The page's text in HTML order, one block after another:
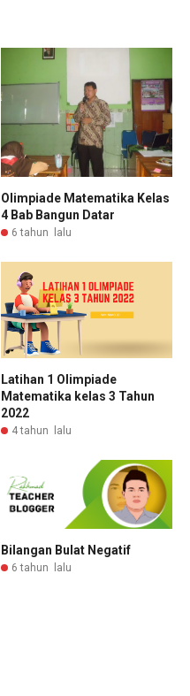
Olimpiade Matematika Kelas
4 Bab Bangun Datar
6 tahun lalu
Latihan 1 Olimpiade
Matematika kelas 3 Tahun
2022
4 tahun lalu
Bilangan Bulat Negatif
6 tahun lalu